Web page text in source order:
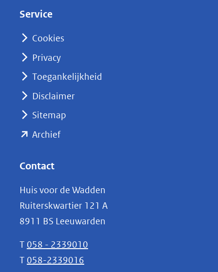
nieuw
naar
Service
Cookies
Privacy
Toegankelijkheid
Disclaimer
Sitemap
Archief(opent
(verwijst
naar
een
andere
website)
Contact
Huis voor de Wadden
Ruiterskwartier 121 A
8911 BS Leeuwarden
T 058 - 2339010
T 058-2339016